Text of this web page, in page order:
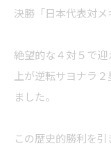
決勝「日本代表対
絶望的な４対５で
上が逆転サヨナラ
ました。
この歴史的勝利を引